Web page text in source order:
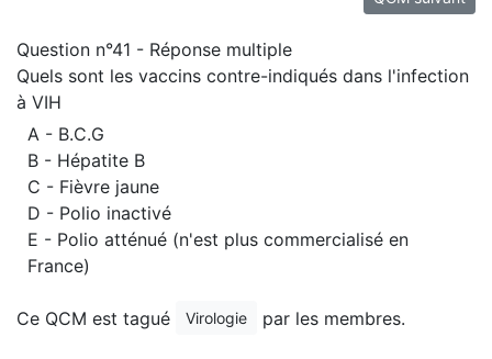
Question n°41 - Réponse multiple
Quels sont les vaccins contre-indiqués dans l'infection
à VIH
A - B.C.G
B - Hépatite B
C - Fièvre jaune
D - Polio inactivé
E - Polio atténué (n'est plus commercialisé en
France)
Ce QCM est tagué Virologie par les membres.